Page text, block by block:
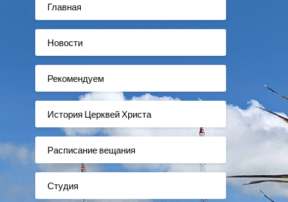
Главная
Новости
Рекомендуем
История Церквей Христа
Расписание вещания
Студия